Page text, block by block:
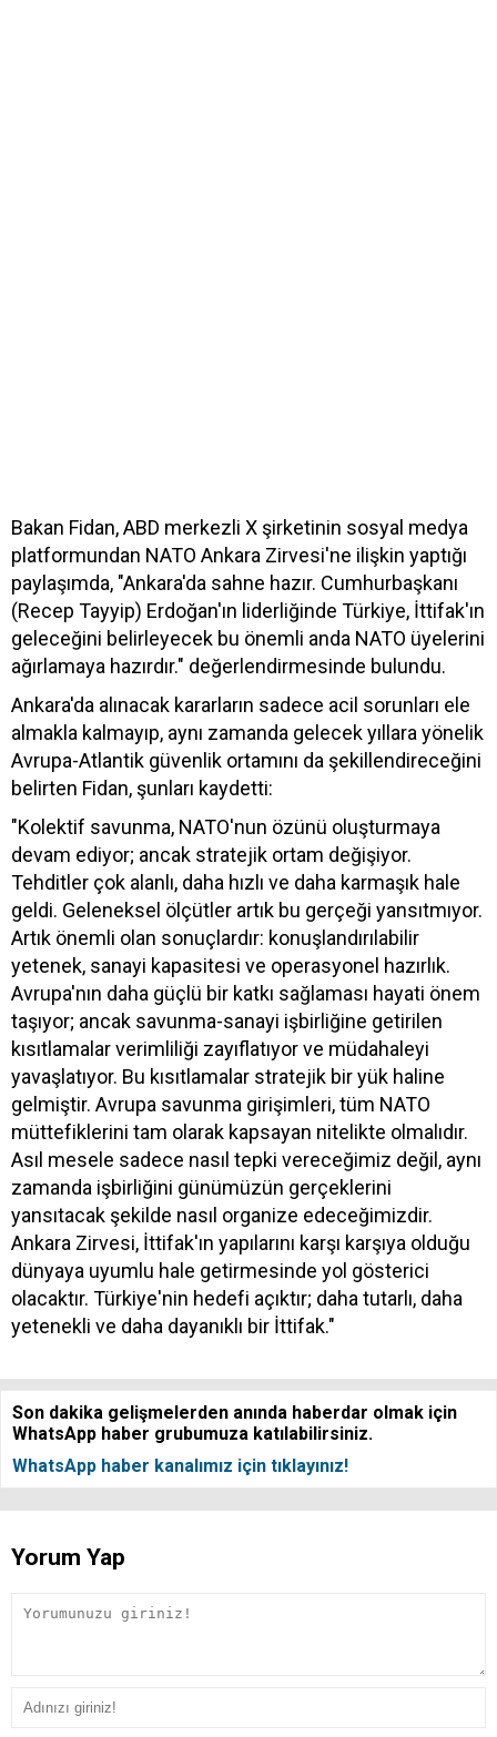
Bakan Fidan, ABD merkezli X şirketinin sosyal medya
platformundan NATO Ankara Zirvesi'ne ilişkin yaptığı
paylaşımda, "Ankara'da sahne hazır. Cumhurbaşkanı
(Recep Tayyip) Erdoğan'ın liderliğinde Türkiye, İttifak'ın
geleceğini belirleyecek bu önemli anda NATO üyelerini
ağırlamaya hazırdır." değerlendirmesinde bulundu.
Ankara'da alınacak kararların sadece acil sorunları ele
almakla kalmayıp, aynı zamanda gelecek yıllara yönelik
Avrupa-Atlantik güvenlik ortamını da şekillendireceğini
belirten Fidan, şunları kaydetti:
"Kolektif savunma, NATO'nun özünü oluşturmaya
devam ediyor; ancak stratejik ortam değişiyor.
Tehditler çok alanlı, daha hızlı ve daha karmaşık hale
geldi. Geleneksel ölçütler artık bu gerçeği yansıtmıyor.
Artık önemli olan sonuçlardır: konuşlandırılabilir
yetenek, sanayi kapasitesi ve operasyonel hazırlık.
Avrupa'nın daha güçlü bir katkı sağlaması hayati önem
taşıyor; ancak savunma-sanayi işbirliğine getirilen
kısıtlamalar verimliliği zayıflatıyor ve müdahaleyi
yavaşlatıyor. Bu kısıtlamalar stratejik bir yük haline
gelmiştir. Avrupa savunma girişimleri, tüm NATO
müttefiklerini tam olarak kapsayan nitelikte olmalıdır.
Asıl mesele sadece nasıl tepki vereceğimiz değil, aynı
zamanda işbirliğini günümüzün gerçeklerini
yansıtacak şekilde nasıl organize edeceğimizdir.
Ankara Zirvesi, İttifak'ın yapılarını karşı karşıya olduğu
dünyaya uyumlu hale getirmesinde yol gösterici
olacaktır. Türkiye'nin hedefi açıktır; daha tutarlı, daha
yetenekli ve daha dayanıklı bir İttifak."
Son dakika gelişmelerden anında haberdar olmak için
WhatsApp haber grubumuza katılabilirsiniz.
WhatsApp haber kanalımız için tıklayınız!
Yorum Yap